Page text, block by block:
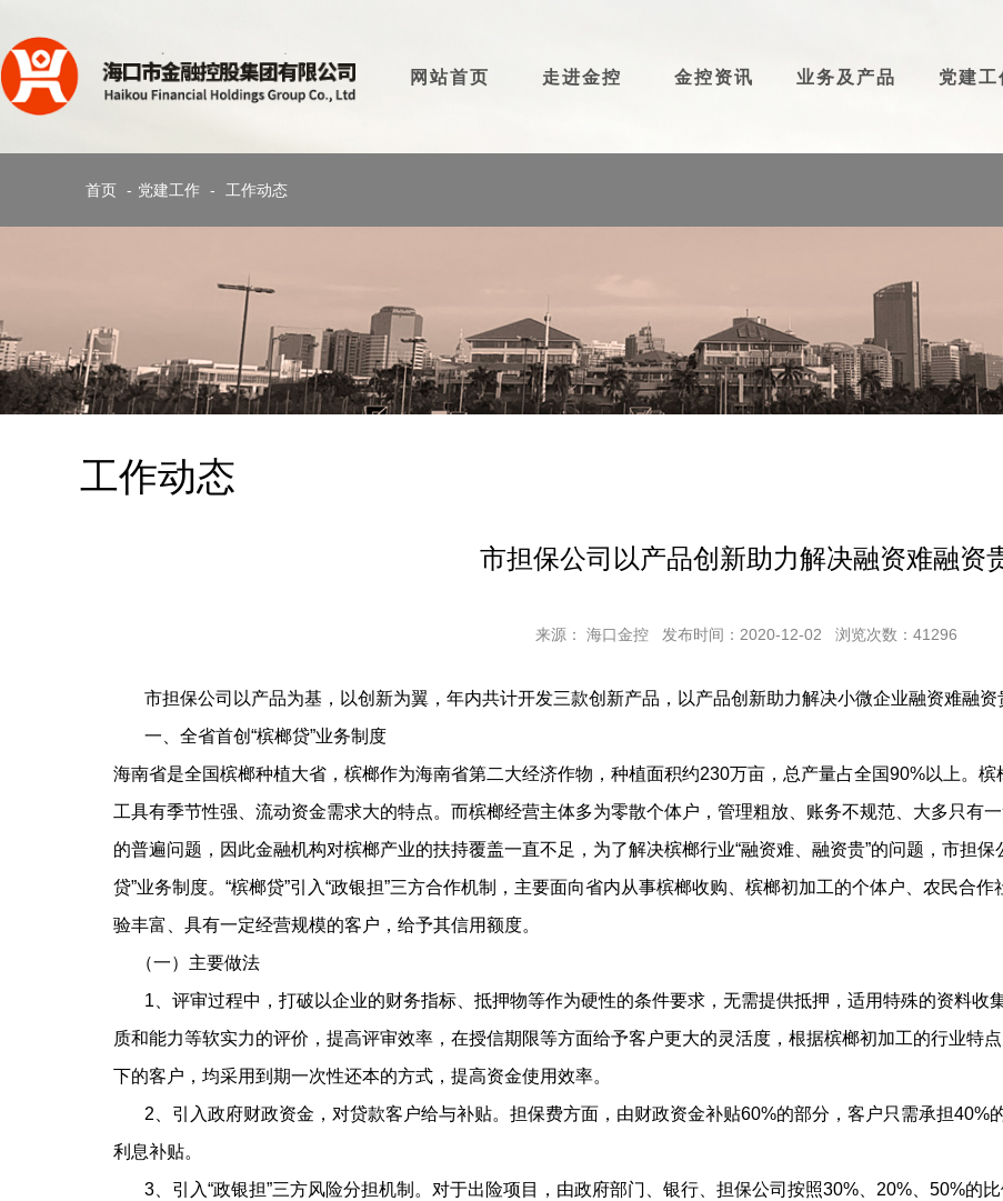
网站首页 走进金控 金控资讯 业务及产品 党建工
首页 - 党建工作 - 工作动态
工作动态
市担保公司以产品创新助力解决融资难融资
来源： 海口金控 发布时间：2020-12-02 浏览次数： 41296
市担保公司以产品为基，以创新为翼，年内共计开发三款创新产品，以产品创新助力解决小微企业融资难融资
一、全省首创“槟榔贷”业务制度
海南省是全国槟榔种植大省，槟榔作为海南省第二大经济作物，种植面积约230万亩，总产量占全国90%以上。
工具有季节性强、流动资金需求大的特点。而槟榔经营主体多为零散个体户，管理粗放、账务不规范、大多只有
的普遍问题，因此金融机构对槟榔产业的扶持覆盖一直不足，为了解决槟榔行业“融资难、融资贵”的问题，市担
贷”业务制度。“槟榔贷”引入“政银担”三方合作机制，主要面向省内从事槟榔收购、槟榔初加工的个体户、农民合
验丰富、具有一定经营规模的客户，给予其信用额度。
（一）主要做法
1、评审过程中，打破以企业的财务指标、抵押物等作为硬性的条件要求，无需提供抵押，适用特殊的资料收
质和能力等软实力的评价，提高评审效率，在授信期限等方面给予客户更大的灵活度，根据槟榔初加工的行业特
下的客户，均采用到期一次性还本的方式，提高资金使用效率。
2、引入政府财政资金，对贷款客户给与补贴。担保费方面，由财政资金补贴60%的部分，客户只需承担40%
利息补贴。
3、引入“政银担”三方风险分担机制。对于出险项目，由政府部门、银行、担保公司按照30%、20%、50%的